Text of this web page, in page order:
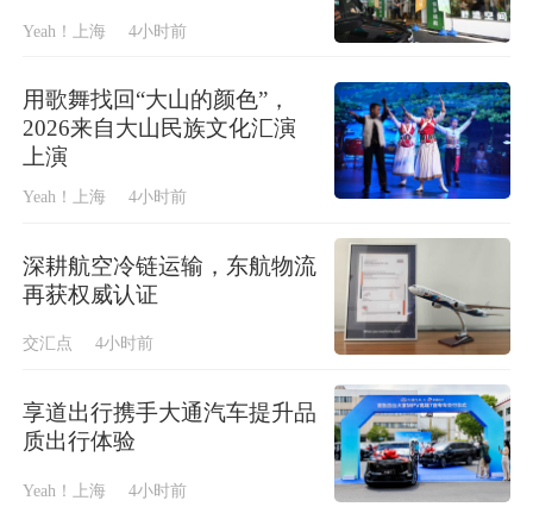
Yeah！上海 4小时前
用歌舞找回“大山的颜色”，
2026来自大山民族文化汇演
上演
Yeah！上海 4小时前
深耕航空冷链运输，东航物流
再获权威认证
交汇点 4小时前
享道出行携手大通汽车提升品
质出行体验
Yeah！上海 4小时前